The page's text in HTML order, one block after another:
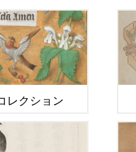
レクション